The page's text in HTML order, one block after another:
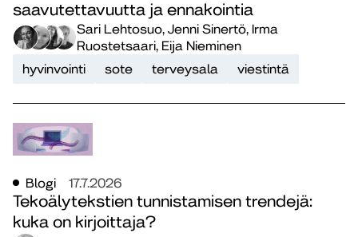
saavutettavuutta ja ennakointia
Sari Lehtosuo, Jenni Sinertö, Irma
Ruostetsaari, Eija Nieminen
hyvinvointi
sote terveysala viestintä
Blogi 17.7.2026
Tekoälytekstien tunnistamisen trendejä:
kuka on kirjoittaja?